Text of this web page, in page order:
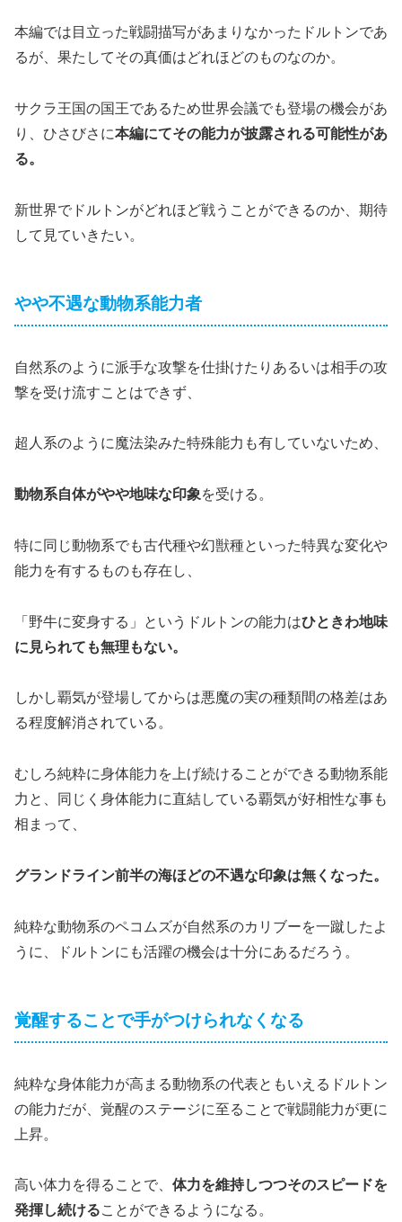
本編では目立った戦闘描写があまりなかったドルトンであ
るが、果たしてその真価はどれほどのものなのか。
サクラ王国の国王であるため世界会議でも登場の機会があ
り、ひさびさに本編にてその能力が披露される可能性があ
る。
新世界でドルトンがどれほど戦うことができるのか、期待
して見ていきたい。
やや不遇な動物系能力者
自然系のように派手な攻撃を仕掛けたりあるいは相手の攻
撃を受け流すことはできず、
超人系のように魔法染みた特殊能力も有していないため、
動物系自体がやや地味な印象を受ける。
特に同じ動物系でも古代種や幻獣種といった特異な変化や
能力を有するものも存在し、
「野牛に変身する」というドルトンの能力はひときわ地味
に見られても無理もない。
しかし覇気が登場してからは悪魔の実の種類間の格差はあ
る程度解消されている。
むしろ純粋に身体能力を上げ続けることができる動物系能
力と、同じく身体能力に直結している覇気が好相性な事も
相まって、
グランドライン前半の海ほどの不遇な印象は無くなった。
純粋な動物系のペコムズが自然系のカリブーを一蹴したよ
うに、ドルトンにも活躍の機会は十分にあるだろう。
覚醒することで手がつけられなくなる
純粋な身体能力が高まる動物系の代表ともいえるドルトン
の能力だが、覚醒のステージに至ることで戦闘能力が更に
上昇。
高い体力を得ることで、 体力を維持しつつそのスピードを
発揮し続けることができるようになる。